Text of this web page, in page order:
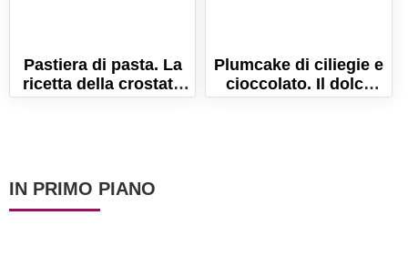
Pastiera di pasta. La
ricetta della crostata
di pasta napoletana!
Plumcake di ciliegie e
cioccolato. Il dolce
soffice e goloso per
IN PRIMO PIANO